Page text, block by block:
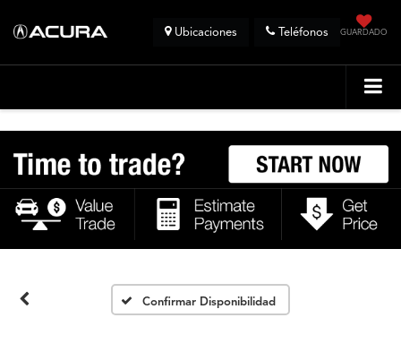
GUARDADO
Ubicaciones Teléfonos
Confirmar Disponibilidad